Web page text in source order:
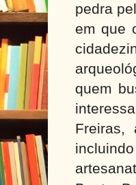
pedra
em que
quem